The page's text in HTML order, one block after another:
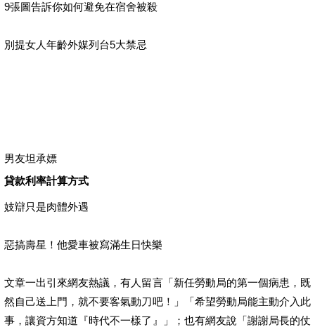
9張圖告訴你如何避免在宿舍被殺
別提女人年齡外媒列台5大禁忌
男友坦承嫖
貸款利率計算方式
妓辯只是肉體外遇
惡搞壽星！他愛車被寫滿生日快樂
文章一出引來網友熱議，有人留言「新任勞動局的第一個病患，既
然自己送上門，就不要客氣動刀吧！」「希望勞動局能主動介入此
事，讓資方知道『時代不一樣了』」；也有網友說「謝謝局長的仗